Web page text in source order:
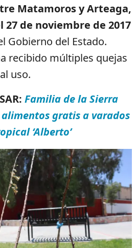
Matamoros y Arteaga,
de noviembre de 2017
Gobierno del Estado.
recibido múltiples quejas
uso.
Familia de la Sierra
gratis a varados
‘Alberto’